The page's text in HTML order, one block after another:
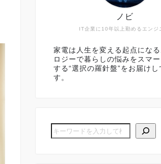
IT企業に10年以上勤めるエンジ
ノビ
家電は人生を変える起点になる
ロジーで暮らしの悩みをスマ
する“選択の羅針盤”をお届けし
す。